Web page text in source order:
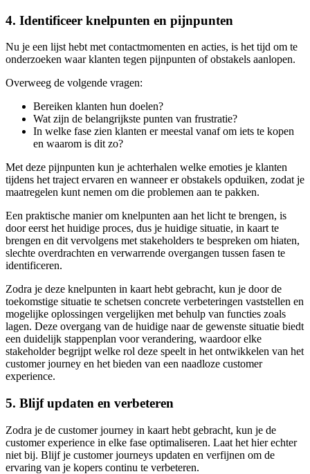
4. Identificeer knelpunten en pijnpunten
Nu je een lijst hebt met contactmomenten en acties, is het tijd om te
onderzoeken waar klanten tegen pijnpunten of obstakels aanlopen.
Overweeg de volgende vragen:
Bereiken klanten hun doelen?
Wat zijn de belangrijkste punten van frustratie?
In welke fase zien klanten er meestal vanaf om iets te kopen
en waarom is dit zo?
Met deze pijnpunten kun je achterhalen welke emoties je klanten
tijdens het traject ervaren en wanneer er obstakels opduiken, zodat je
maatregelen kunt nemen om die problemen aan te pakken.
Een praktische manier om knelpunten aan het licht te brengen, is
door eerst het huidige proces, dus je huidige situatie, in kaart te
brengen en dit vervolgens met stakeholders te bespreken om hiaten,
slechte overdrachten en verwarrende overgangen tussen fasen te
identificeren.
Zodra je deze knelpunten in kaart hebt gebracht, kun je door de
toekomstige situatie te schetsen concrete verbeteringen vaststellen en
mogelijke oplossingen vergelijken met behulp van functies zoals
lagen. Deze overgang van de huidige naar de gewenste situatie biedt
een duidelijk stappenplan voor verandering, waardoor elke
stakeholder begrijpt welke rol deze speelt in het ontwikkelen van het
customer journey en het bieden van een naadloze customer
experience.
5. Blijf updaten en verbeteren
Zodra je de customer journey in kaart hebt gebracht, kun je de
customer experience in elke fase optimaliseren. Laat het hier echter
niet bij. Blijf je customer journeys updaten en verfijnen om de
ervaring van je kopers continu te verbeteren.